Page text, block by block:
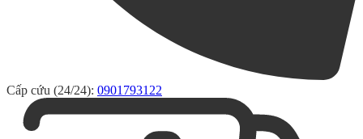
Cấp cứu (24/24): 0901793122